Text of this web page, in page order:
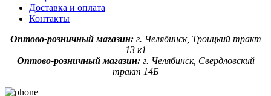
Доставка и оплата
Контакты
Оптово-розничный магазин: г. Челябинск, Троицкий тракт
13 к1
Оптово-розничный магазин:г. Челябинск, Свердловский
тракт 14Б